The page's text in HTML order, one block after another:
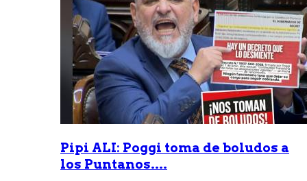
Pipi ALI: Poggi toma de boludos a
los Puntanos....